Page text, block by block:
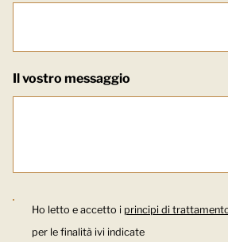
Il vostro messaggio
Ho letto e accetto i principi di
per le finalità ivi indicate